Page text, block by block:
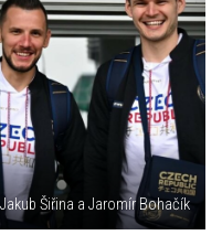
Jakub Šiřina a Jaromír Bohačík